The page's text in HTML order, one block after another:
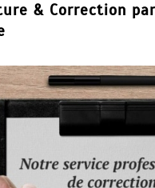
& Correction